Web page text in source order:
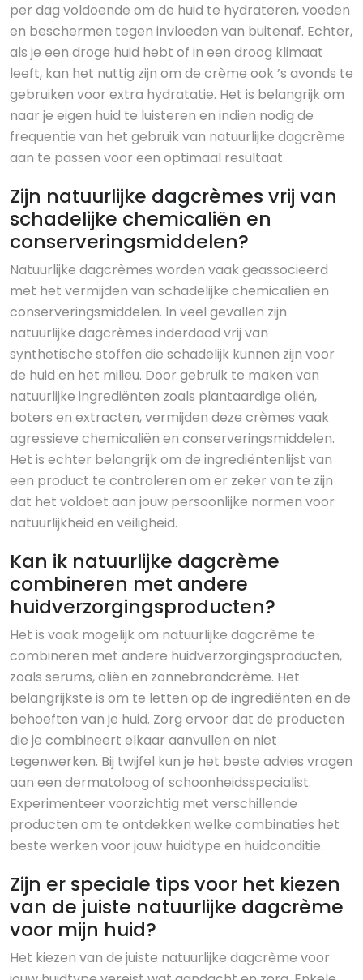
per dag voldoende om de huid te hydrateren, voeden
en beschermen tegen invloeden van buitenaf. Echter,
als je een droge huid hebt of in een droog klimaat
leeft, kan het nuttig zijn om de crème ook ’s avonds te
gebruiken voor extra hydratatie. Het is belangrijk om
naar je eigen huid te luisteren en indien nodig de
frequentie van het gebruik van natuurlijke dagcrème
aan te passen voor een optimaal resultaat.
Zijn natuurlijke dagcrèmes vrij van
schadelijke chemicaliën en
conserveringsmiddelen?
Natuurlijke dagcrèmes worden vaak geassocieerd
met het vermijden van schadelijke chemicaliën en
conserveringsmiddelen. In veel gevallen zijn
natuurlijke dagcrèmes inderdaad vrij van
synthetische stoffen die schadelijk kunnen zijn voor
de huid en het milieu. Door gebruik te maken van
natuurlijke ingrediënten zoals plantaardige oliën,
boters en extracten, vermijden deze crèmes vaak
agressieve chemicaliën en conserveringsmiddelen.
Het is echter belangrijk om de ingrediëntenlijst van
een product te controleren om er zeker van te zijn
dat het voldoet aan jouw persoonlijke normen voor
natuurlijkheid en veiligheid.
Kan ik natuurlijke dagcrème
combineren met andere
huidverzorgingsproducten?
Het is vaak mogelijk om natuurlijke dagcrème te
combineren met andere huidverzorgingsproducten,
zoals serums, oliën en zonnebrandcrème. Het
belangrijkste is om te letten op de ingrediënten en de
behoeften van je huid. Zorg ervoor dat de producten
die je combineert elkaar aanvullen en niet
tegenwerken. Bij twijfel kun je het beste advies vragen
aan een dermatoloog of schoonheidsspecialist.
Experimenteer voorzichtig met verschillende
producten om te ontdekken welke combinaties het
beste werken voor jouw huidtype en huidconditie.
Zijn er speciale tips voor het kiezen
van de juiste natuurlijke dagcrème
voor mijn huid?
Het kiezen van de juiste natuurlijke dagcrème voor